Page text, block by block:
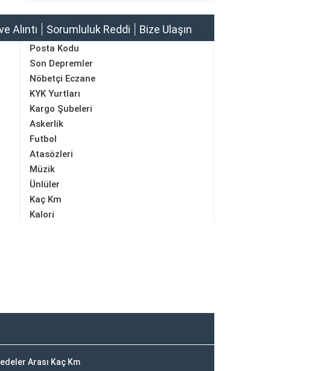
Alıntı Sorumluluk Reddi Bize Ulaşın
Posta Kodu
Son Depremler
Nöbetçi Eczane
KYK Yurtları
Kargo Şubeleri
Askerlik
Futbol
Atasözleri
Müzik
Ünlüler
Kaç Km
Kalori
Arası Kaç Km